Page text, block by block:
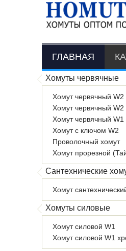
ГЛАВНАЯ
Хомуты червячные
Хомут червячный W2
Хомут червячный
Хомут червячный W1
Хомут с ключом W2
Проволочный хомут
Хомут прорезной
Сантехнические
Хомут
Хомуты силовые
Хомут силовой W1
Хомут силовой W1